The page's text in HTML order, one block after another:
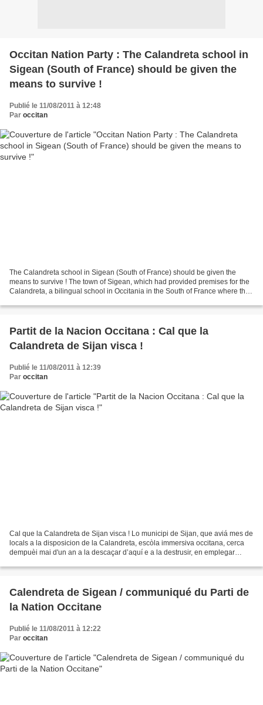
Occitan Nation Party : The Calandreta school in
Sigean (South of France) should be given the
means to survive !
Publié le 11/08/2011 à 12:48
Par occitan
The Calandreta school in Sigean (South of France) should be given the
means to survive ! The town of Sigean, which had provided premises for the
Calandreta, a bilingual school in Occitania in the South of France where the
Partit de la Nacion Occitana : Cal que la
Calandreta de Sijan visca !
Publié le 11/08/2011 à 12:39
Par occitan
Cal que la Calandreta de Sijan visca ! Lo municipi de Sijan, que aviá mes de
locals a la disposicion de la Calandreta, escòla immersiva occitana, cerca
dempuèi mai d'un an a la descaçar d’aquí e a la destrusir, en emplegar
Calendreta de Sigean / communiqué du Parti de
la Nation Occitane
Publié le 11/08/2011 à 12:22
Par occitan